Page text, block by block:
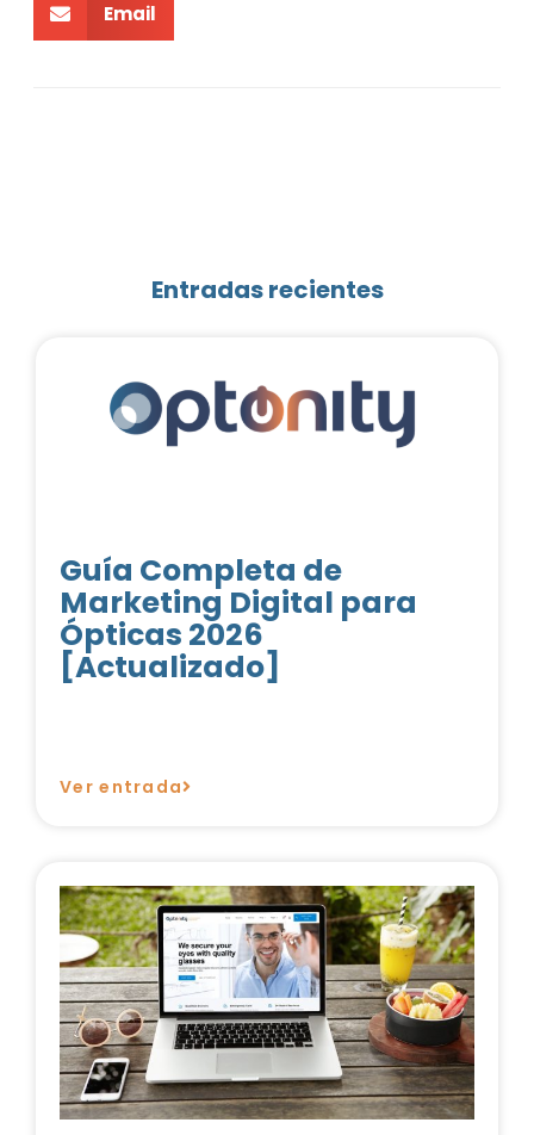
Email
Entradas recientes
Guía Completa de
Marketing Digital para
Ópticas 2026
[Actualizado]
Ver entrada